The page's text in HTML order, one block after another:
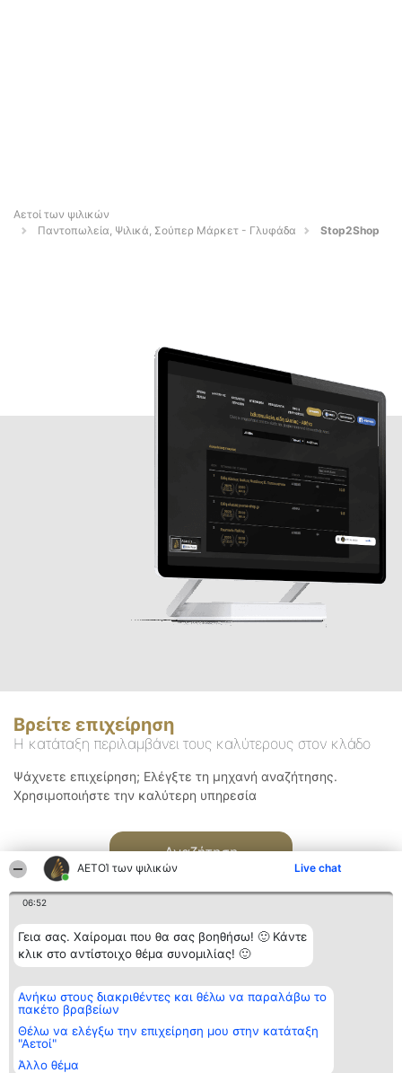
ΑΕΤΟΊ των ψιλικών Live chat
06:52
Γεια σας. Χαίρομαι που θα σας βοηθήσω! 🙂 Κάντε
κλικ στο αντίστοιχο θέμα συνομιλίας! 🙂
Ανήκω στους διακριθέντες και θέλω να παραλάβω το
πακέτο βραβείων
Θέλω να ελέγξω την επιχείρηση μου στην κατάταξη
"Αετοί"
Άλλο θέμα
Αετοί των ψιλικών
Παντοπωλεία, Ψιλικά, Σούπερ Μάρκετ - Γλυφάδα
Stop2Shop
Βρείτε επιχείρηση
Η κατάταξη περιλαμβάνει τους καλύτερους στον κλάδο
Ψάχνετε επιχείρηση; Ελέγξτε τη μηχανή αναζήτησης.
Χρησιμοποιήστε την καλύτερη υπηρεσία
Αναζήτηση
Διοργανωτής της
κατάταξης
BEAUTIFUL COMPANY
ΤΗΛ. ΕΠΙΚΟΙΝΩΝΙΑΣ:
2104128019
email:
Κατάταξη
Διακριθέντες
των
διακριθέντων
Επικοινωνία
Επικοινωνία